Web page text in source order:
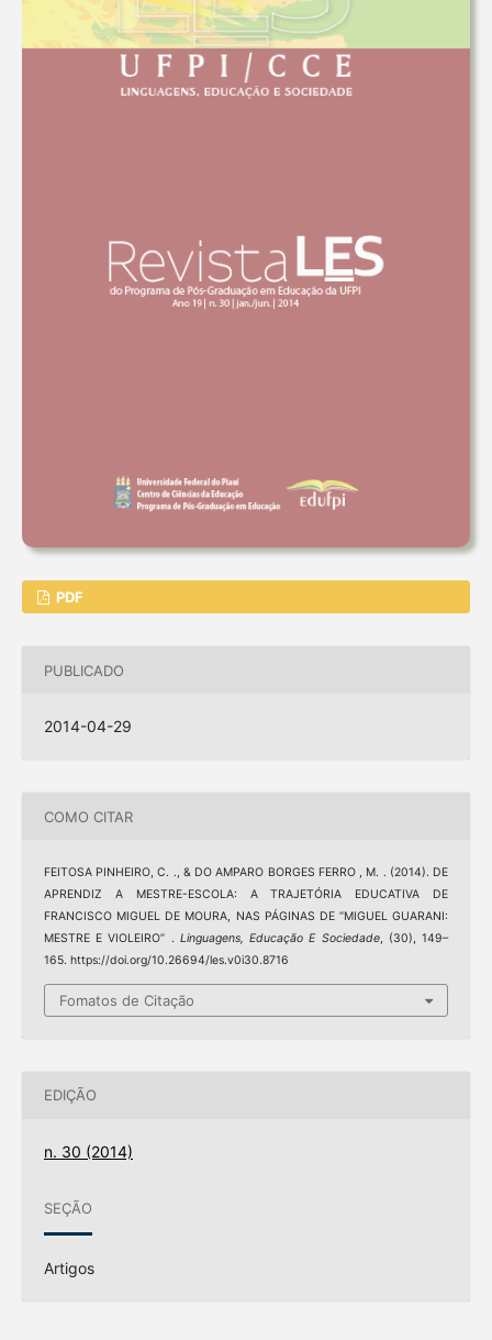
PDF
PUBLICADO
2014-04-29
COMO CITAR
FEITOSA PINHEIRO, C. ., & DO AMPARO BORGES FERRO , M. . (2014). DE
APRENDIZ A MESTRE-ESCOLA: A TRAJETÓRIA EDUCATIVA DE
FRANCISCO MIGUEL DE MOURA, NAS PÁGINAS DE “MIGUEL GUARANI:
MESTRE E VIOLEIRO” . Linguagens, Educação E Sociedade, (30), 149–
165. https://doi.org/10.26694/les.v0i30.8716
Fomatos de Citação
EDIÇÃO
n. 30 (2014)
SEÇÃO
Artigos